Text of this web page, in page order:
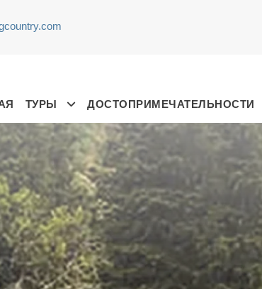
ТУРЫ ДОСТОПРИМЕЧАТЕЛЬНОСТИ